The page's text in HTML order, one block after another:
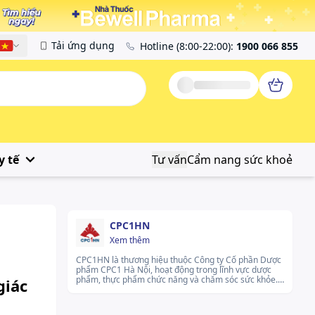
Việt Tải ứng dụng Hotline (8:00-22:00): 1900 066 855
tế Tư vấnCẩm nang sức khoẻ
CPC1HN
Xem thêm
CPC1HN là thương hiệu thuộc Công ty Cổ phần Dược
phẩm CPC1 Hà Nội, hoạt động trong lĩnh vực dược
phẩm, thực phẩm chức năng và chăm sóc sức khỏe.